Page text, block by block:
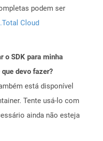
podem ser
Cloud
o SDK para minha
devo fazer?
está disponível
Tente usá-lo com
ainda não esteja